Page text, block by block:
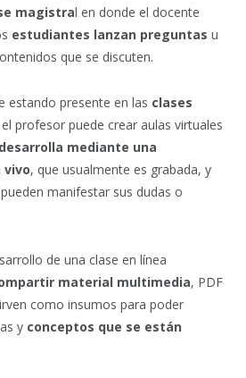
magistral en donde el docente
estudiantes lanzan preguntas u
que se discuten.
estando presente en las clases
profesor puede crear aulas virtuales
mediante una
vivo, que usualmente es grabada, y
manifestar sus dudas o
de una clase en línea
material multimedia, PDF
como insumos para poder
y conceptos que se están